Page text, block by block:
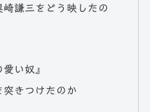
崎謙三をどう映したの
い奴』
突きつけたのか